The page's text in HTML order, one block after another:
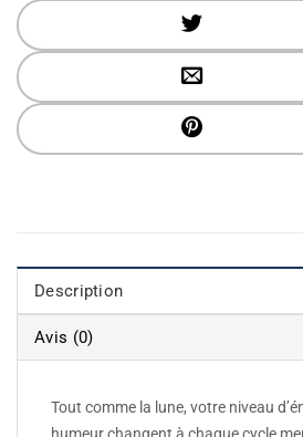
Description
Avis (0)
Tout comme la lune, votre niveau
humeur changent à chaque cycle